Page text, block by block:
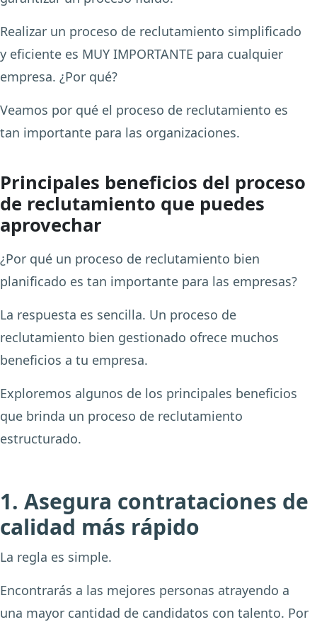
Realizar un proceso de reclutamiento simplificado
y eficiente es MUY IMPORTANTE para cualquier
empresa. ¿Por qué?
Veamos por qué el proceso de reclutamiento es
tan importante para las organizaciones.
Principales beneficios del proceso
de reclutamiento que puedes
aprovechar
¿Por qué un proceso de reclutamiento bien
planificado es tan importante para las empresas?
La respuesta es sencilla. Un proceso de
reclutamiento bien gestionado ofrece muchos
beneficios a tu empresa.
Exploremos algunos de los principales beneficios
que brinda un proceso de reclutamiento
estructurado.
1. Asegura contrataciones de
calidad más rápido
La regla es simple.
Encontrarás a las mejores personas atrayendo a
una mayor cantidad de candidatos con talento. Por